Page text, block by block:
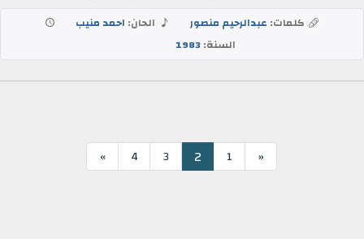
كلمات: عبدالرحيم منصور الحان: احمد منيب
السنة:1983
«
1
2
3
4
»